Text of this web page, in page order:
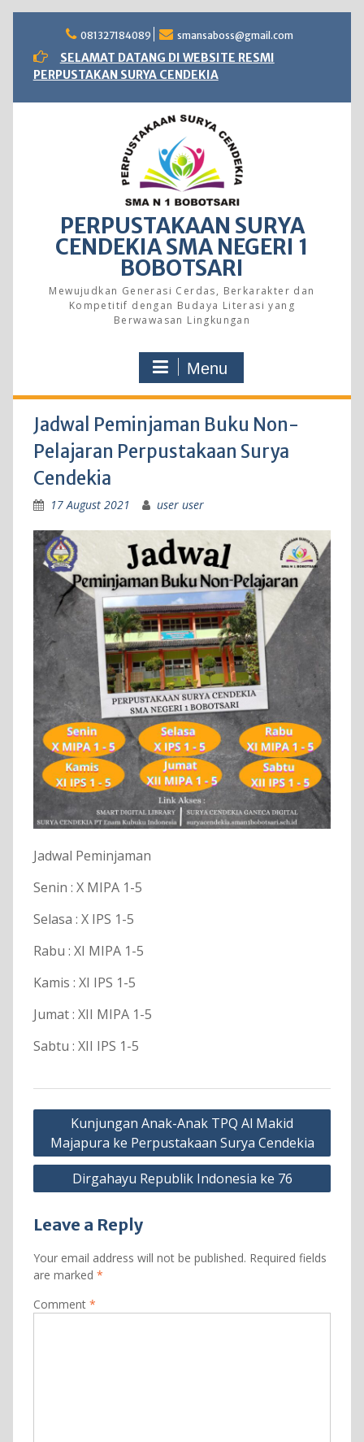
content
081327184089 smansaboss@gmail.com
SELAMAT DATANG DI WEBSITE RESMI
PERPUSTAKAN SURYA CENDEKIA
PERPUSTAKAAN SURYA
CENDEKIA SMA NEGERI 1
BOBOTSARI
Mewujudkan Generasi Cerdas, Berkarakter dan
Kompetitif dengan Budaya Literasi yang
Berwawasan Lingkungan
Menu
Jadwal Peminjaman Buku Non-
Pelajaran Perpustakaan Surya
Cendekia
17 August 2021 user user
Jadwal Peminjaman
Senin : X MIPA 1-5
Selasa : X IPS 1-5
Rabu : XI MIPA 1-5
Kamis : XI IPS 1-5
Jumat : XII MIPA 1-5
Sabtu : XII IPS 1-5
Post
navigation
Kunjungan Anak-Anak TPQ Al Makid
Majapura ke Perpustakaan Surya Cendekia
Dirgahayu Republik Indonesia ke 76
Leave a Reply
Your email address will not be published. Required fields
are marked *
Comment *